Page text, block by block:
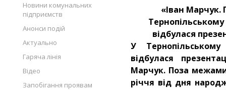
Новини комунальних
підприємств
Анонси подій
Актуально
Гаряча лінія
Відео
Запобігання проявам
«Іван
відбулася
У
відбулася
Марчук. Поза
річчя від дня